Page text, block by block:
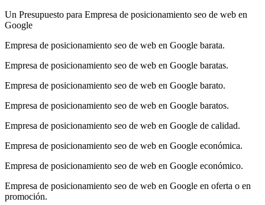
Un Presupuesto para Empresa de posicionamiento seo de web en
Google
Empresa de posicionamiento seo de web en Google barata.
Empresa de posicionamiento seo de web en Google baratas.
Empresa de posicionamiento seo de web en Google barato.
Empresa de posicionamiento seo de web en Google baratos.
Empresa de posicionamiento seo de web en Google de calidad.
Empresa de posicionamiento seo de web en Google económica.
Empresa de posicionamiento seo de web en Google económico.
Empresa de posicionamiento seo de web en Google en oferta o en
promoción.